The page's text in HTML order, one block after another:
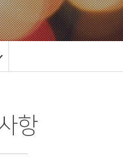
PrevNext
항